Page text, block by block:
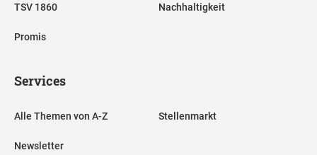
TSV 1860
Promis
Nachhaltigkeit
Services
Alle Themen von A-Z
Newsletter
Stellenmarkt